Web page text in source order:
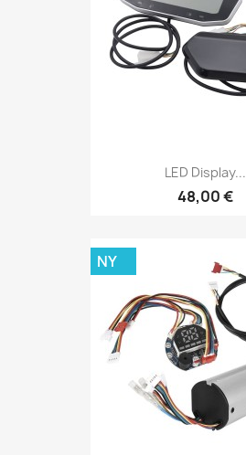
LED Display...
48,00 €
NY